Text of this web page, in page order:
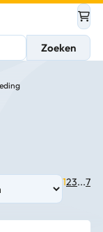
Zoeken
123...7